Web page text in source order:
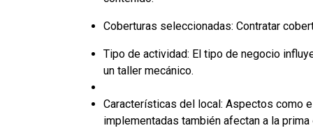
Coberturas seleccionadas: Contratar
Tipo de actividad: El tipo de negocio
un taller mecánico.
Características del local: Aspectos como
implementadas también afectan a la